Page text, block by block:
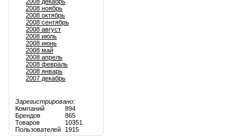
2008 ноябрь
2008 октябрь
2008 сентябрь
2008 август
2008 июль
2008 июнь
2008 май
2008 апрель
2008 февраль
2008 январь
2007 декабрь
Зарегистрировано:
Компаний
894
Брендов
865
Товаров
10351
Пользователей
1915